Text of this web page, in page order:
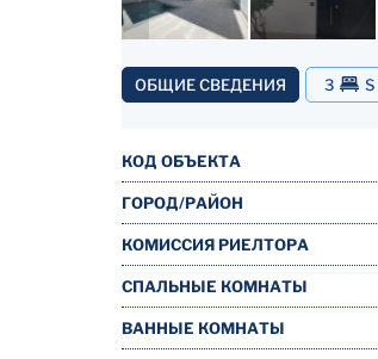
ОБЩИЕ СВЕДЕНИЯ 3 S
КОД ОБЪЕКТА
ГОРОД/РАЙОН
КОМИССИЯ РИЕЛТОРА
СПАЛЬНЫЕ КОМНАТЫ
ВАННЫЕ КОМНАТЫ